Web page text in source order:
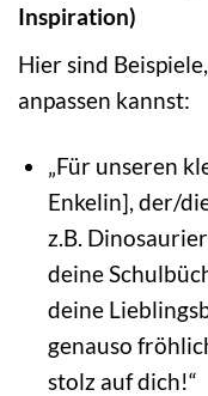
Inspiration)
Hier sind
anpassen kannst:
„Für unseren
Enkelin], der/
z.B.
deine
deine
genauso
stolz auf dich!“